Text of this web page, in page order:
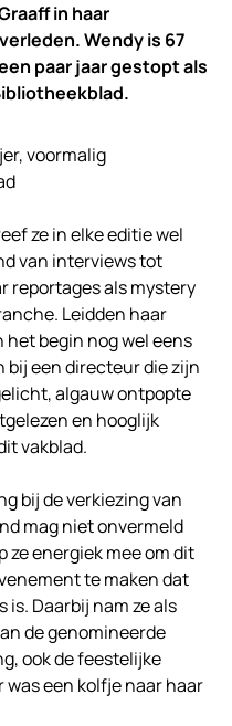
in haar
Wendy is 67
paar jaar gestopt als
voormalig
ze in elke editie wel
van interviews tot
reportages als mystery
Leidden haar
begin nog wel eens
een directeur die zijn
algauw ontpopte
en hooglijk
vakblad.
bij de verkiezing van
mag niet onvermeld
ze energiek mee om dit
te maken dat
is. Daarbij nam ze als
de genomineerde
ook de feestelijke
een kolfje naar haar